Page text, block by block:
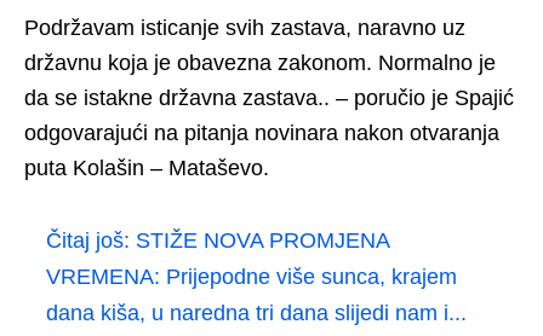
Podržavam isticanje svih zastava, naravno uz
državnu koja je obavezna zakonom. Normalno je
da se istakne državna zastava.. – poručio je Spajić
odgovarajući na pitanja novinara nakon otvaranja
puta Kolašin – Mataševo.
Čitaj još: STIŽE NOVA PROMJENA
VREMENA: Prijepodne više sunca, krajem
dana kiša, u naredna tri dana slijedi nam i...